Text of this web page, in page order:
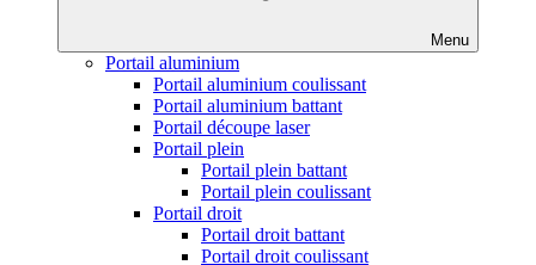
Menu
Portail aluminium
Portail aluminium coulissant
Portail aluminium battant
Portail découpe laser
Portail plein
Portail plein battant
Portail plein coulissant
Portail droit
Portail droit battant
Portail droit coulissant